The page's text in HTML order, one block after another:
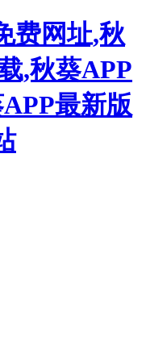
费网址,秋
,秋葵APP
最新版